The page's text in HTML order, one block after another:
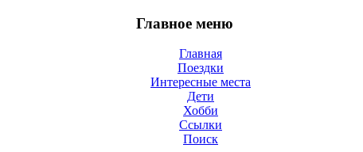
Главное меню
Главная
Поездки
Интересные места
Дети
Хобби
Ссылки
Поиск